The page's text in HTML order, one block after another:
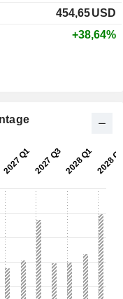
454,65USD
+38,64%